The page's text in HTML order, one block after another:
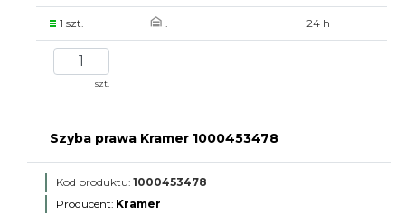
1 szt. . 24 h
szt.
Szyba prawa Kramer 1000453478
Kod produktu: 1000453478
Producent: Kramer